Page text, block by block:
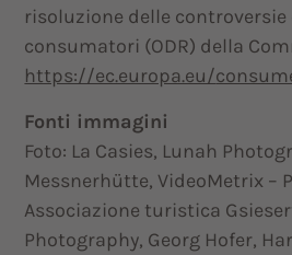
risoluzione delle controversie
consumatori (ODR) della
https://ec.europa.eu/
Fonti immagini
Foto: La Casies, Lunah
Messnerhütte, VideoMetrix –
Associazione turistica
Photography, Georg Hofer,